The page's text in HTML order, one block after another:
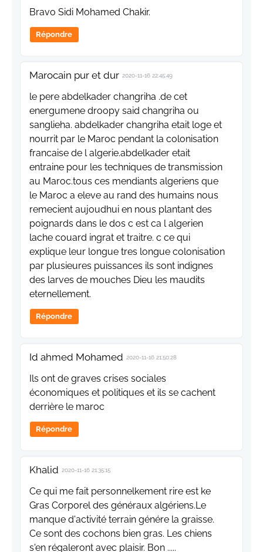
Bravo Sidi Mohamed Chakir.
Répondre
Marocain pur et dur 2020-11-16 22:45:49
le pere abdelkader changriha .de cet
energumene droopy said changriha ou
sanglieha. abdelkader changriha etait loge et
nourrit par le Maroc pendant la colonisation
francaise de l algerie.abdelkader etait
entraine pour les techniques de transmission
au Maroc.tous ces mendiants algeriens que
le Maroc a eleve au rand des humains nous
remecient aujoudhui en nous plantant des
poignards dans le dos c est ca l algerien
lache couard ingrat et traitre. c ce qui
explique leur longue tres longue colonisation
par plusieures puissances ils sont indignes
des larves de mouches Dieu les maudits
eternellement.
Répondre
Id ahmed Mohamed 2020-11-16 21:50:28
Ils ont de graves crises sociales
économiques et politiques et ils se cachent
derrière le maroc
Répondre
Khalid 2020-11-16 21:35:15
Ce qui me fait personnelkement rire est ke
Gras Corporel des généraux algériens.Le
manque d'activité terrain génére la graisse.
Ce sont des cochons bien gras. Les chiens
s'en régaleront avec plaisir. Bon .....